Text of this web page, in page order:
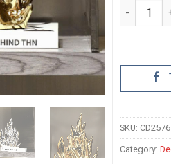
Ngọn Lửa
SKU: CD2576
Category: